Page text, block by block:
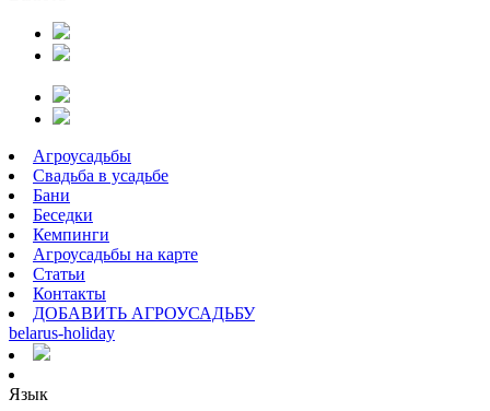
Агроусадьбы
Свадьба в усадьбе
Бани
Беседки
Кемпинги
Агроусадьбы на карте
Статьи
Контакты
ДОБАВИТЬ АГРОУСАДЬБУ
belarus-holiday
Язык